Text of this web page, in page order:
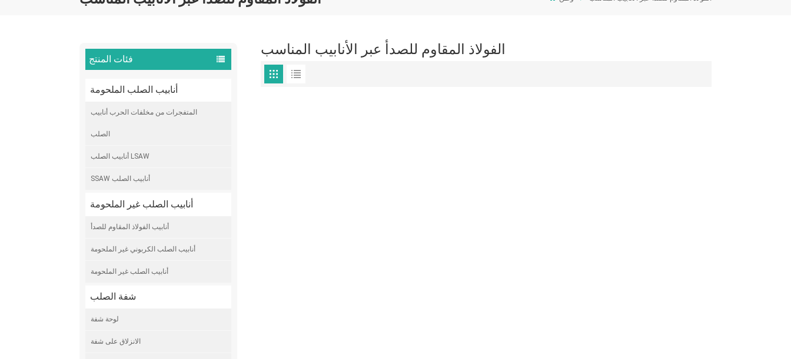
فئات المنتج
أنابيب الصلب الملحومة
المتفجرات من مخلفات الحرب أنابيب
الصلب
أنابيب الصلب LSAW
SSAW أنابيب الصلب
أنابيب الصلب غير الملحومة
أنابيب الفولاذ المقاوم للصدأ
أنابيب الصلب الكربوني غير الملحومة
أنابيب الصلب غير الملحومة
شفة الصلب
لوحة شفة
الانزلاق على شفة
الفولاذ المقاوم للصدأ عبر الأنابيب المناسب